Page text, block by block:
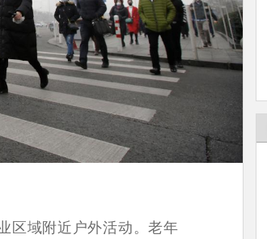
区域附近户外活动。老年